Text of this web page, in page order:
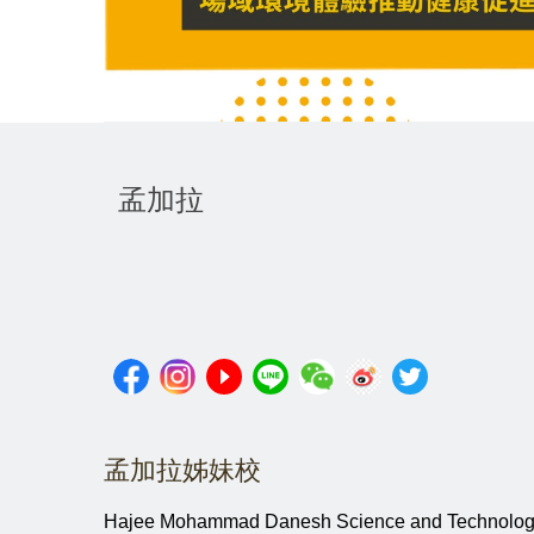
孟加拉
孟加拉姊妹校
Hajee Mohammad Danesh Science and